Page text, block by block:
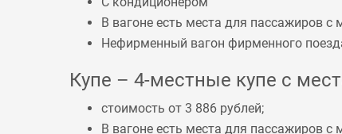
В вагоне есть места для пассажиров
Нефирменный вагон фирменного
Купе – 4-местные купе с
стоимость от 3 886 рублей;
В вагоне есть места для пассажиров